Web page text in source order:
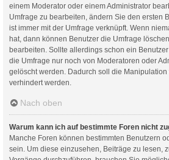
einem Moderator oder einem Administrator
Umfrage zu bearbeiten, ändern Sie den ersten
ist immer mit der Umfrage verknüpft. Wenn
hat, dann können Benutzer die Umfrage
bearbeiten. Sollte allerdings schon ein
die Umfrage nur noch von Moderatoren oder
gelöscht werden. Dadurch soll die
verhindert werden.
Nach oben
Warum kann ich auf bestimmte Foren nicht
Manche Foren können bestimmten Benutzern
sein. Um diese einzusehen, Beiträge zu lesen,